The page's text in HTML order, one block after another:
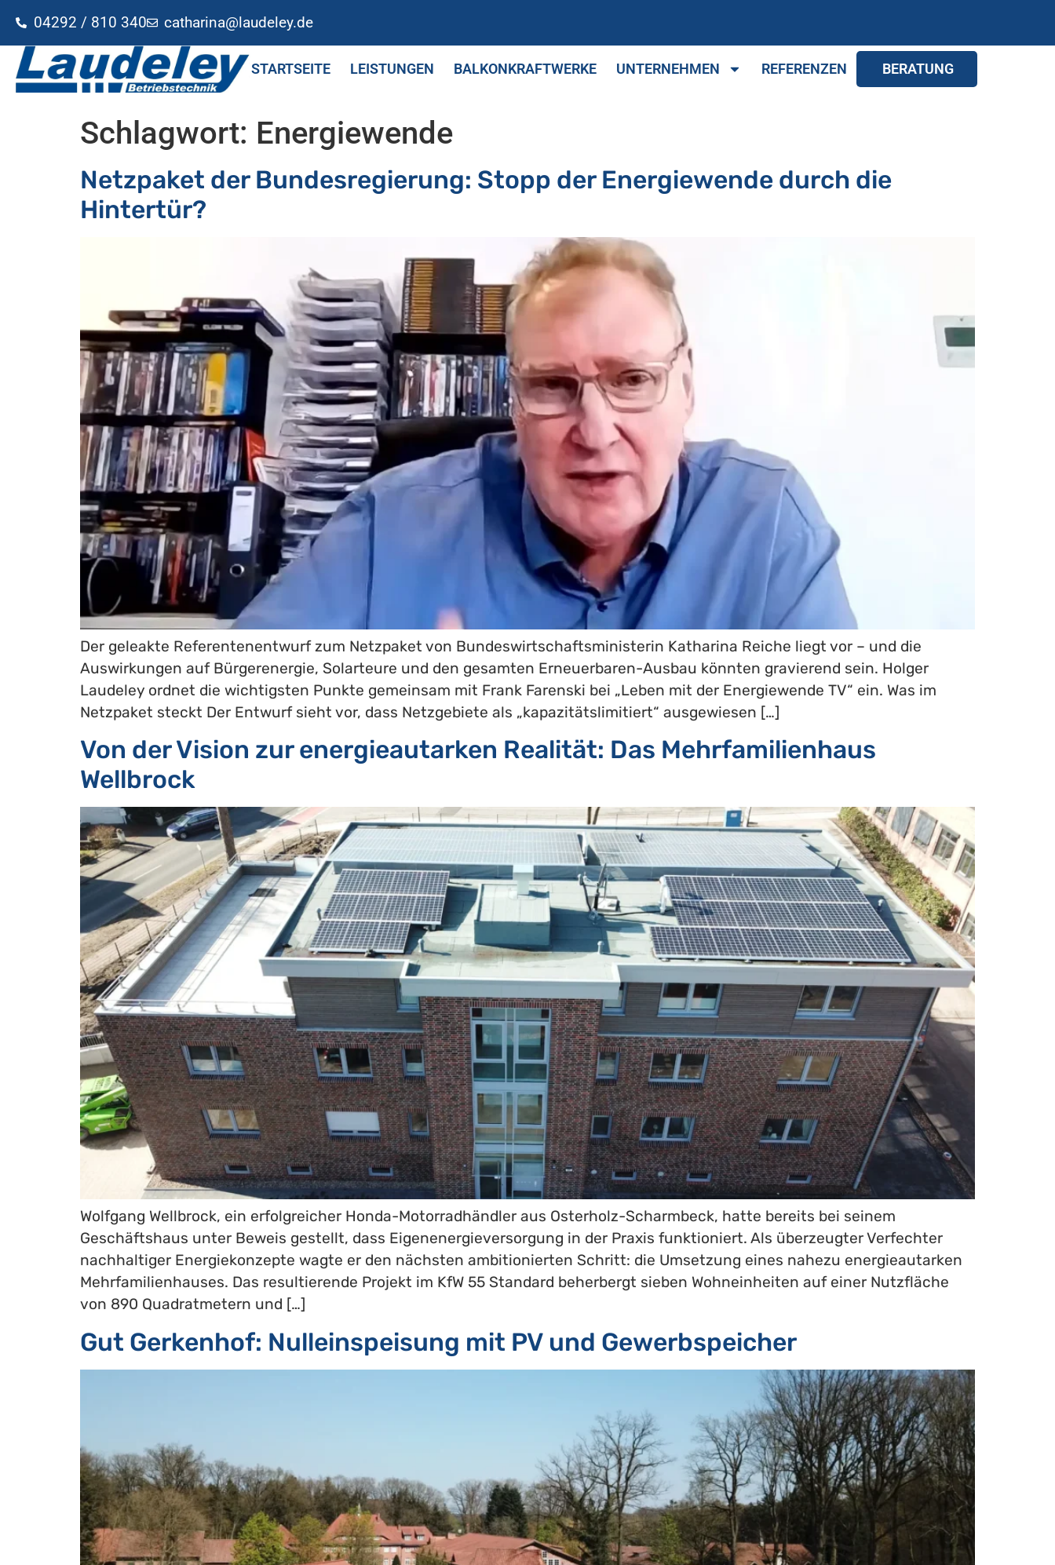
04292 / 810 340 catharina@laudeley.de
STARTSEITE LEISTUNGEN BALKONKRAFTWERKE UNTERNEHMEN REFERENZEN BERATUNG
Schlagwort: Energiewende
Netzpaket der Bundesregierung: Stopp der Energiewende durch die
Hintertür?
Der geleakte Referentenentwurf zum Netzpaket von Bundeswirtschaftsministerin Katharina Reiche liegt vor – und die
Auswirkungen auf Bürgerenergie, Solarteure und den gesamten Erneuerbaren-Ausbau könnten gravierend sein. Holger
Laudeley ordnet die wichtigsten Punkte gemeinsam mit Frank Farenski bei „Leben mit der Energiewende TV“ ein. Was im
Netzpaket steckt Der Entwurf sieht vor, dass Netzgebiete als „kapazitätslimitiert“ ausgewiesen […]
Von der Vision zur energieautarken Realität: Das Mehrfamilienhaus
Wellbrock
Wolfgang Wellbrock, ein erfolgreicher Honda-Motorradhändler aus Osterholz-Scharmbeck, hatte bereits bei seinem
Geschäftshaus unter Beweis gestellt, dass Eigenenergieversorgung in der Praxis funktioniert. Als überzeugter Verfechter
nachhaltiger Energiekonzepte wagte er den nächsten ambitionierten Schritt: die Umsetzung eines nahezu energieautarken
Mehrfamilienhauses. Das resultierende Projekt im KfW 55 Standard beherbergt sieben Wohneinheiten auf einer Nutzfläche
von 890 Quadratmetern und […]
Gut Gerkenhof: Nulleinspeisung mit PV und Gewerbspeicher